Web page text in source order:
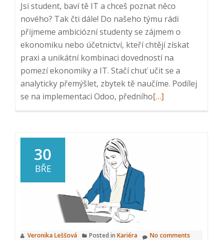
Jsi student, baví tě IT a chceš poznat něco
nového? Tak čti dále! Do našeho týmu rádi
přijmeme ambiciózní studenty se zájmem o
ekonomiku nebo účetnictví, kteří chtějí získat
praxi a unikátní kombinaci dovedností na
pomezí ekonomiky a IT. Stačí chuť učit se a
analyticky přemýšlet, zbytek tě naučíme. Podílej
se na implementaci Odoo, předníhoRead
[…]
30
BŘE
Veronika Leššová Posted in Kariéra No comments